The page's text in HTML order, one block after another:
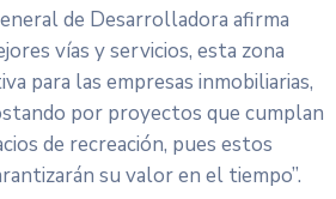
de Desarrolladora afirma
vías y servicios, esta zona
para las empresas inmobiliarias,
por proyectos que cumplan
de recreación, pues estos
su valor en el tiempo”.